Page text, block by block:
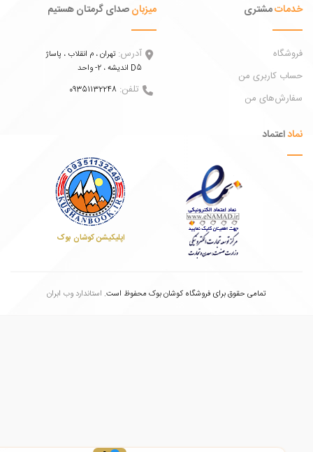
مشتری
کاربری من
من
صدای گرمتان هستیم
آدرس:تهران ، م انقلاب ، پاساژ
تلفن:09351132248
اپلیکیشن کوشان بوک
تمامی حقوق برای فروشگاه کوشان بوک محفوظ است.استاندارد وب ابران